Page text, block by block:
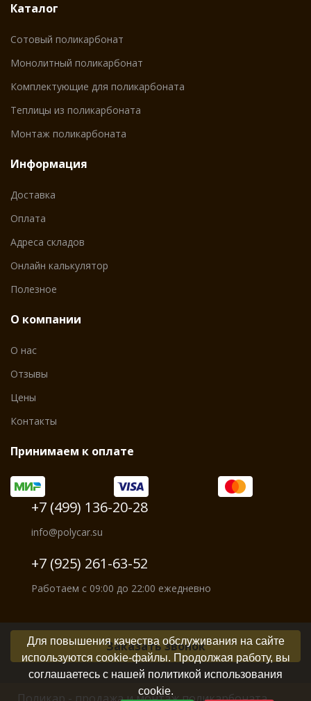
Каталог
Сотовый поликарбонат
Монолитный поликарбонат
Комплектующие для поликарбоната
Теплицы из поликарбоната
Монтаж поликарбоната
Информация
Доставка
Оплата
Адреса складов
Онлайн калькулятор
Полезное
О компании
О нас
Отзывы
Цены
Контакты
Принимаем к оплате
+7 (499) 136-20-28
info@polycar.su
+7 (925) 261-63-52
Работаем с 09:00 до 22:00 ежедневно
Заказать звонок
Для повышения качества обслуживания на сайте
используются cookie-файлы. Продолжая работу, вы
соглашаетесь с нашей политикой использования
cookie.